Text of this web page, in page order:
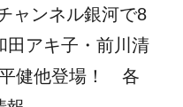
ャンネル銀河で8
アキ子・前川清
健他登場！ 各